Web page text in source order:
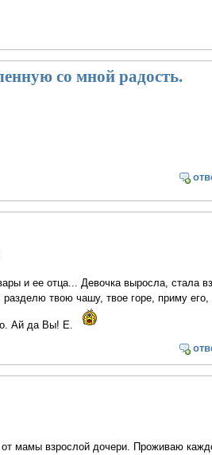
со мной радость.
и ее отца... Девочка выросла, стала
твою чашу, твое горе, приму его,
Ай да Вы! Е.
мамы взрослой дочери. Проживаю